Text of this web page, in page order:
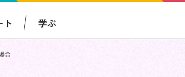
ト 学ぶ
合